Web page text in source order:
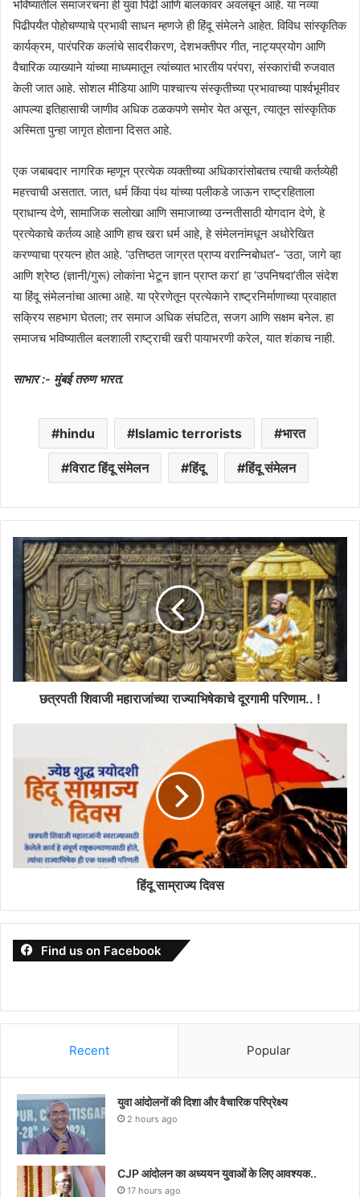
भविष्यातील समाजरचना ही युवा पिढी आणि बालकांवर अवलंबून आहे. या नव्या
पिढीपर्यंत पोहोचण्याचे प्रभावी साधन म्हणजे ही हिंदू संमेलने आहेत. विविध सांस्कृतिक
कार्यक्रम, पारंपरिक कलांचे सादरीकरण, देशभक्तीपर गीत, नाट्यप्रयोग आणि
वैचारिक व्याख्याने यांच्या माध्यमातून त्यांच्यात भारतीय परंपरा, संस्कारांची रुजवात
केली जात आहे. सोशल मीडिया आणि पाश्चात्त्य संस्कृतीच्या प्रभावाच्या पार्श्वभूमीवर
आपल्या इतिहासाची जाणीव अधिक ठळकपणे समोर येत असून, त्यातून सांस्कृतिक
अस्मिता पुन्हा जागृत होताना दिसत आहे.
एक जबाबदार नागरिक म्हणून प्रत्येक व्यक्तीच्या अधिकारांसोबतच त्याची कर्तव्येही
महत्त्वाची असतात. जात, धर्म किंवा पंथ यांच्या पलीकडे जाऊन राष्ट्रहिताला
प्राधान्य देणे, सामाजिक सलोखा आणि समाजाच्या उन्नतीसाठी योगदान देणे, हे
प्रत्येकाचे कर्तव्य आहे आणि हाच खरा धर्म आहे, हे संमेलनांमधून अधोरेखित
करण्याचा प्रयत्न होत आहे. ‘उत्तिष्ठत जाग्रत प्राप्य वरान्निबोधत’- ‘उठा, जागे व्हा
आणि श्रेष्ठ (ज्ञानी/गुरू) लोकांना भेटून ज्ञान प्राप्त करा’ हा ‘उपनिषदा’तील संदेश
या हिंदू संमेलनांचा आत्मा आहे. या प्रेरणेतून प्रत्येकाने राष्ट्रनिर्माणाच्या प्रवाहात
सक्रिय सहभाग घेतला; तर समाज अधिक संघटित, सजग आणि सक्षम बनेल. हा
समाजच भविष्यातील बलशाली राष्ट्राची खरी पायाभरणी करेल, यात शंकाच नाही.
साभार :- मुंबई तरुण भारत.
hindu Islamic terrorists भारत
विराट हिंदू संमेलन हिंदू हिंदू संमेलन
छत्रपती शिवाजी महाराजांच्या राज्याभिषेकाचे दूरगामी परिणाम.. !
हिंदू साम्राज्य दिवस
Find us on Facebook
Recent Popular
युवा आंदोलनों की दिशा और वैचारिक परिप्रेक्ष्य
2 hours ago
CJP आंदोलन का अध्ययन युवाओं के लिए आवश्यक..
17 hours ago